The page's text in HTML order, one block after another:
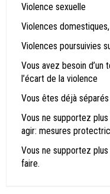
Violence sexuelle
Violences
Violences poursuivies
Vous avez besoin
l’écart de la violence
Vous êtes déjà
Vous ne supportez
agir: mesures
Vous ne supportez
faire.